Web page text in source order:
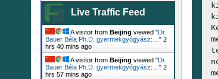
Live Traffic Feed
A visitor from Beijing viewed "Dr.
Bauer Béla Ph.D. gyermekgyógyász:… " 2
hrs 40 mins ago
A visitor from Beijing viewed "Dr.
Bauer Béla Ph.D. gyermekgyógyász:… " 2
hrs 57 mins ago